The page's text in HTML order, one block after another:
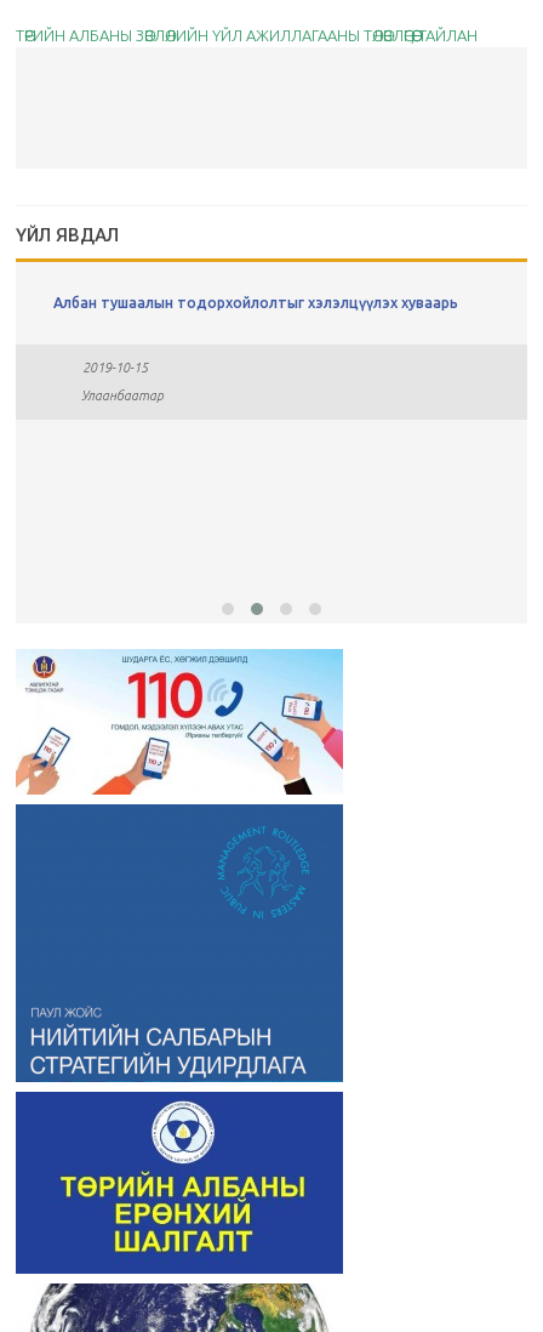
ТӨРИЙН АЛБАНЫ ЗӨВЛӨЛИЙН ҮЙЛ АЖИЛЛАГААНЫ ТӨЛӨВЛӨГӨӨ, ТАЙЛАН
ҮЙЛ ЯВДАЛ
Албан тушаалын тодорхойлолтыг хэлэлцүүлэх хуваарь
2019-10-15
Улаанбаатар